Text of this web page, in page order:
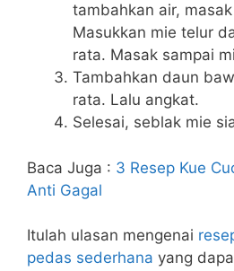
tambahkan air,
Masukkan mie telur
rata. Masak sampai
Tambahkan daun
rata. Lalu angkat.
Selesai, seblak mie
Baca Juga : 3 Resep Kue
Anti Gagal
Itulah ulasan mengenai
pedas sederhana yang